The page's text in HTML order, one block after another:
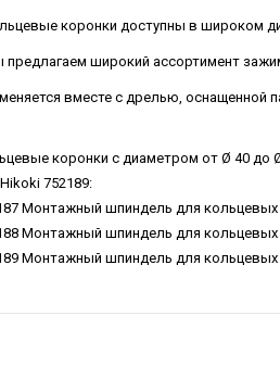
коронки доступны в широком
предлагаем широкий ассортимент
вместе с дрелью,
коронки с диаметром от Ø 40 до
752189:
Монтажный шпиндель для
Монтажный шпиндель для
Монтажный шпиндель для кольцевых